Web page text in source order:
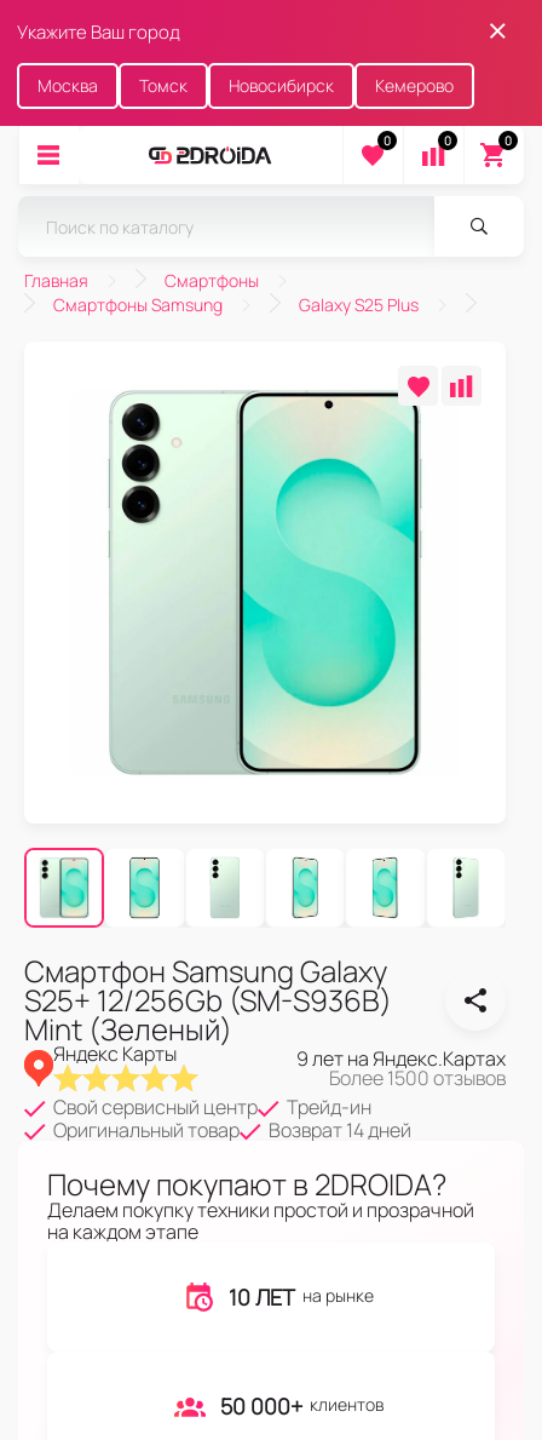
Укажите Ваш город
Москва Томск Новосибирск Кемерово
0 0 0
Главная
Смартфоны
Смартфоны Samsung
Galaxy S25 Plus
Смартфон Samsung Galaxy
S25+ 12/256Gb (SM-S936B)
Mint (Зеленый)
Яндекс Карты 9 лет на Яндекс.Картах
Более 1500 отзывов
Свой сервисный центр
Трейд-ин
Оригинальный товар
Возврат 14 дней
Почему покупают в 2DROIDA?
Делаем покупку техники простой и прозрачной
на каждом этапе
10 ЛЕТ на рынке
50 000+ клиентов